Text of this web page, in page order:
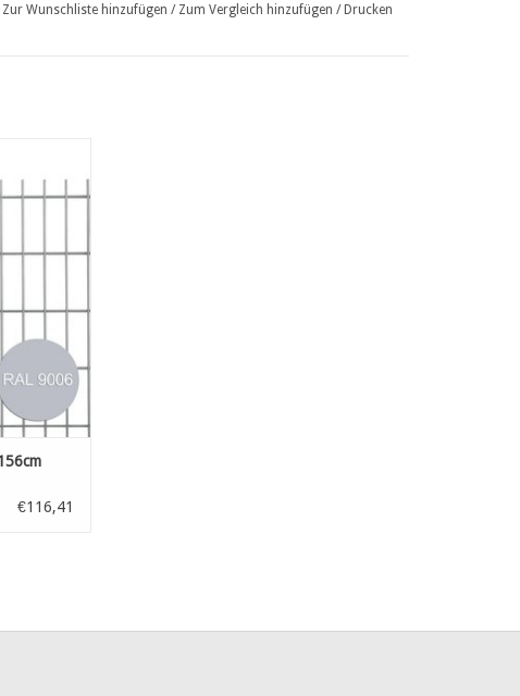
Zur Wunschliste hinzufügen / Zum Vergleich hinzufügen / Drucken
€116,41